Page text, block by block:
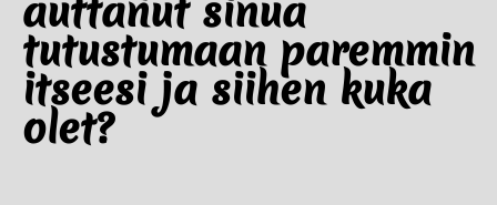
auttanut sinua
tutustumaan paremmin
itseesi ja siihen kuka
olet?